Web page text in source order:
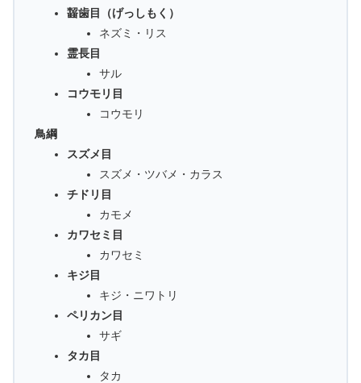
齧歯目（げっしもく）
ネズミ・リス
霊長目
サル
コウモリ目
コウモリ
鳥綱
スズメ目
スズメ・ツバメ・カラス
チドリ目
カモメ
カワセミ目
カワセミ
キジ目
キジ・ニワトリ
ペリカン目
サギ
タカ目
タカ